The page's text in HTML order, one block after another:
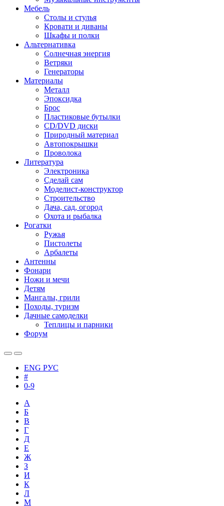
Мебель
Столы и стулья
Кровати и диваны
Шкафы и полки
Альтернативка
Солнечная энергия
Ветряки
Генераторы
Материалы
Металл
Эпоксидка
Брос
Пластиковые бутылки
CD/DVD диски
Природный материал
Автопокрышки
Проволока
Литература
Электроника
Сделай сам
Моделист-конструктор
Строительство
Дача, сад, огород
Охота и рыбалка
Рогатки
Ружья
Пистолеты
Арбалеты
Антенны
Фонари
Ножи и мечи
Детям
Мангалы, грили
Походы, туризм
Дачные самоделки
Теплицы и парники
Форум
ENG РУС
#
0-9
А
Б
В
Г
Д
Е
Ж
З
И
К
Л
М